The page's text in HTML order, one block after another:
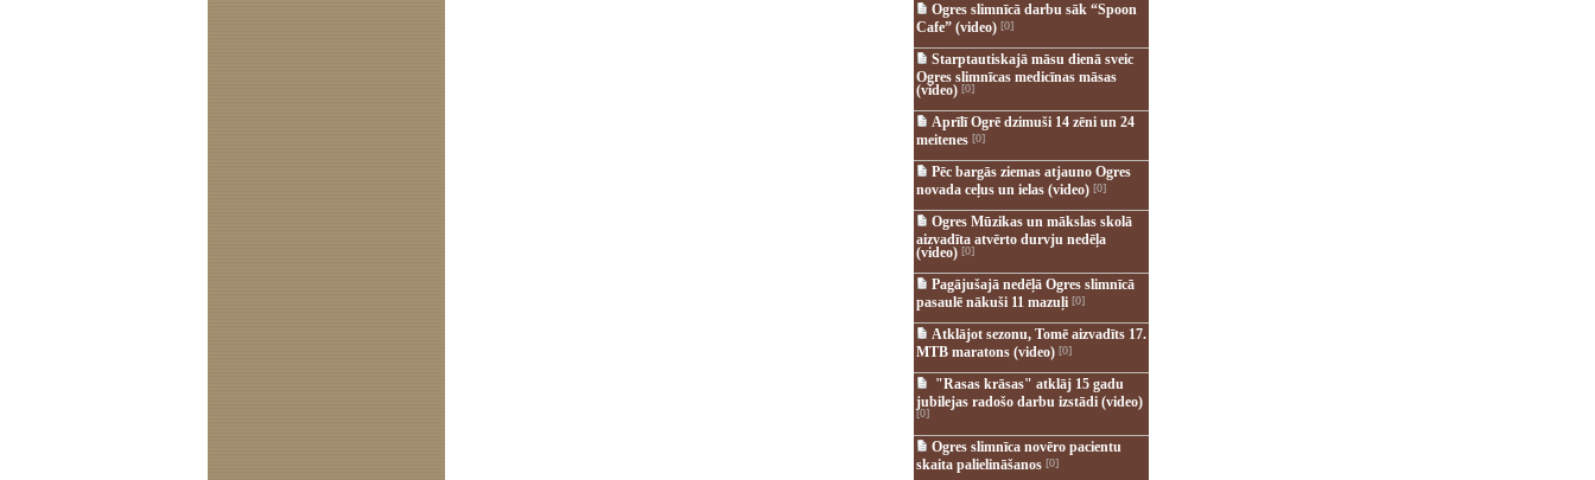
Ogres slimnīcā darbu sāk “Spoon
Cafe” (video)[0]
Starptautiskajā māsu dienā sveic
Ogres slimnīcas medicīnas māsas
(video)[0]
Aprīlī Ogrē dzimuši 14 zēni un 24
meitenes [0]
Pēc bargās ziemas atjauno Ogres
novada ceļus un ielas (video)[0]
Ogres Mūzikas un mākslas skolā
aizvadīta atvērto durvju nedēļa
(video)[0]
Pagājušajā nedēļā Ogres slimnīcā
pasaulē nākuši 11 mazuļi[0]
Atklājot sezonu, Tomē aizvadīts 17.
MTB maratons (video)[0]
"Rasas krāsas" atklāj 15 gadu
jubilejas radošo darbu izstādi (video)
[0]
Ogres slimnīca novēro pacientu
skaita palielināšanos [0]